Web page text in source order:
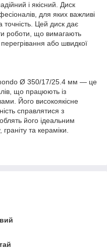
і якісний. Диск
для яких важливі
точність. Цей диск дає
роботи, що вимагають
або швидкої
Ø 350/17/25.4 мм — це
що працюють із
Його високоякісне
справлятися з
його ідеальним
та кераміки.